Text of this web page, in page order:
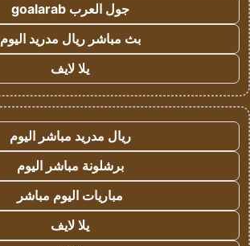
جول العرب goalarab
بث مباشر ريال مدريد اليوم
يلا لايف
ريال مدريد مباشر اليوم
برشلونة مباشر اليوم
مباريات اليوم مباشر
يلا لايف